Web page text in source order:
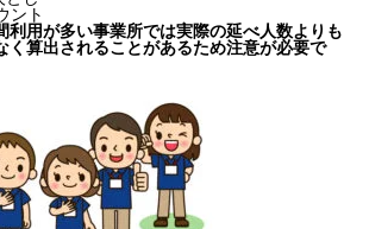
ント
利用が多い事業所では実際の延べ人数よりも
く算出されることがあるため注意が必要で